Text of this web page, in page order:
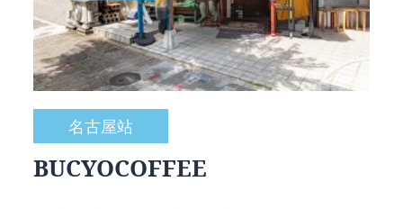
名古屋站
BUCYOCOFFEE